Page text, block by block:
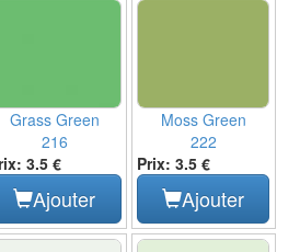
Grass Green
216
3.5 €
Ajouter
Moss Green
222
Prix: 3.5 €
Ajouter